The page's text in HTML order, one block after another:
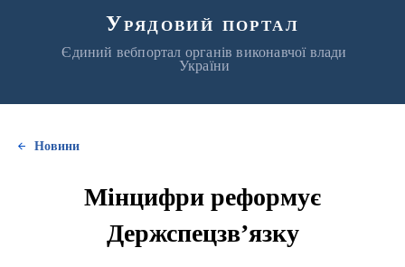
Урядовий портал
Єдиний вебпортал органів виконавчої влади
України
Новини
Мінцифри реформує
Держспецзв’язку